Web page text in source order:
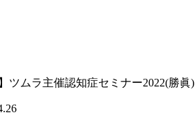
ツムラ主催認知症セミナー2022(勝眞)